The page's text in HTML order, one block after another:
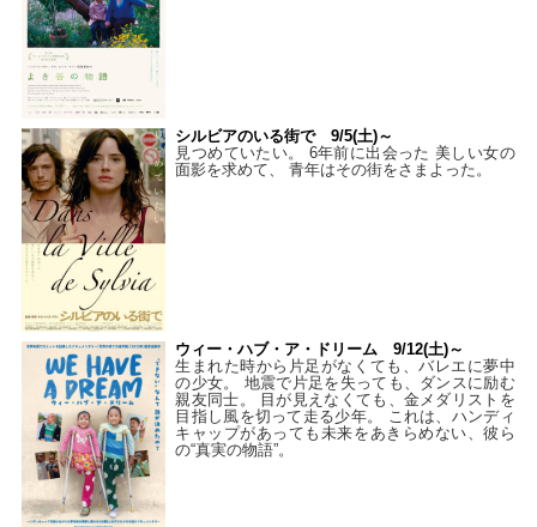
シルビアのいる街で 9/5(土)～
見つめていたい。 6年前に出会った 美しい女の
面影を求めて、 青年はその街をさまよった。
ウィー・ハブ・ア・ドリーム 9/12(土)～
生まれた時から片足がなくても、バレエに夢中
の少女。 地震で片足を失っても、ダンスに励む
親友同士。 目が見えなくても、金メダリストを
目指し風を切って走る少年。 これは、ハンディ
キャップがあっても未来をあきらめない、彼ら
の“真実の物語”。